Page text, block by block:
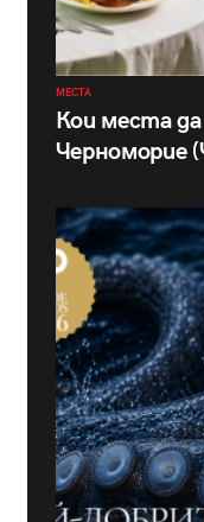
МЕСТА
Кои места
Черноморие